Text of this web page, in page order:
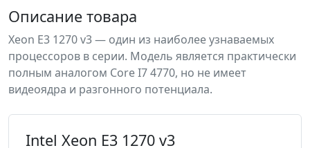
Описание товара
Xeon E3 1270 v3 — один из наиболее узнаваемых
процессоров в серии. Модель является практически
полным аналогом Core I7 4770, но не имеет
видеоядра и разгонного потенциала.
Intel Xeon E3 1270 v3